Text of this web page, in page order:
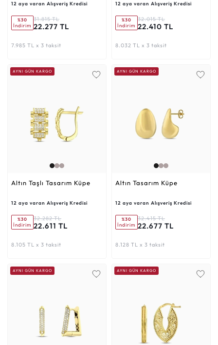
12 aya varan Alışveriş Kredisi
%30
İndirim
31.815 TL
22.277 TL
7.985 TL x 3 taksit
12 aya varan Alışveriş Kredisi
%30
İndirim
32.015 TL
22.410 TL
8.032 TL x 3 taksit
AYNI GÜN KARGO
Altın Taşlı Tasarım Küpe
12 aya varan Alışveriş Kredisi
%30
İndirim
32.282 TL
22.611 TL
8.105 TL x 3 taksit
AYNI GÜN KARGO
Altın Tasarım Küpe
12 aya varan Alışveriş Kredisi
%30
İndirim
32.415 TL
22.677 TL
8.128 TL x 3 taksit
AYNI GÜN KARGO AYNI GÜN KARGO